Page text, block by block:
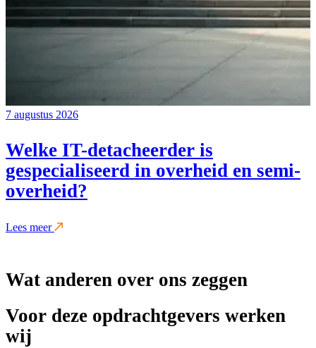
7 augustus 2026
Welke IT-detacheerder is
gespecialiseerd in overheid en semi-
overheid?
Lees meer
Wat anderen over ons zeggen
Voor deze opdrachtgevers werken
wij